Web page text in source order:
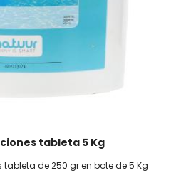
tableta 5 Kg
tableta de 250 gr en bote de 5 Kg